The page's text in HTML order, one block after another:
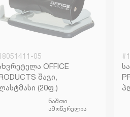
05
OFFICE
შავი,
(20ფ.)
ნაშთი
ამოწურულია